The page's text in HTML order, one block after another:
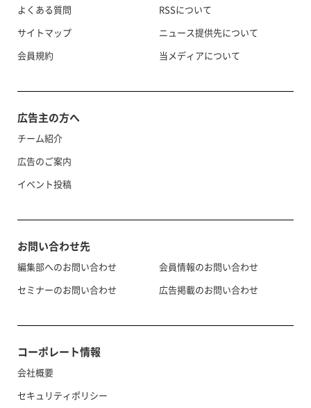
よくある質問
サイトマップ
会員規約
RSSについて
ニュース提供先について
当メディアについて
広告主の方へ
チーム紹介
広告のご案内
イベント投稿
お問い合わせ先
編集部へのお問い合わせ
セミナーのお問い合わせ
会員情報のお問い合わせ
広告掲載のお問い合わせ
コーポレート情報
会社概要
セキュリティポリシー